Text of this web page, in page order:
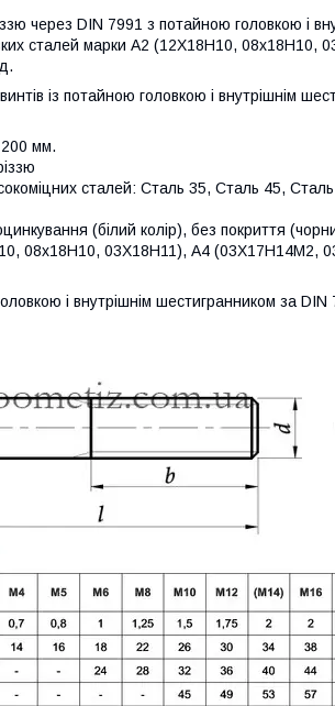
через DIN 7991 з потайною головкою і
сталей марки А2 (12Х18Н10, 08х18Н10,
із потайною головкою і внутрішнім
мм.
сталей: Сталь 35, Сталь 45,
(білий колір), без покриття
08х18Н10, 03Х18Н11), А4 (03Х17Н14М2,
і внутрішнім шестигранником за DIN